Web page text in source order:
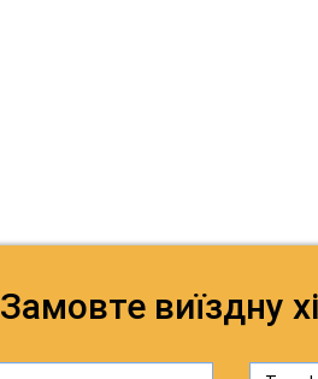
Замовте виїздну